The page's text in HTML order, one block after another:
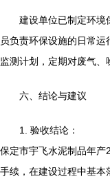
建设单位已制定环境
员负责环保设施的日常
监测计划，定期对废气、
六、结论与建议
1. 验收结论：
保定市宇飞水泥制品年
手续，在建设过程中基本